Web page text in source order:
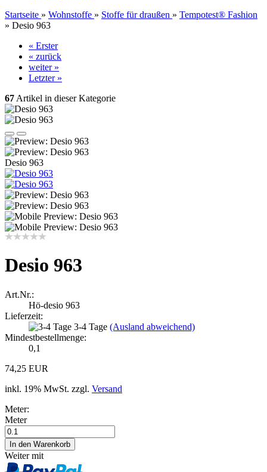
Startseite » Wohnstoffe » Stoffe für draußen » Tempotest® Fashion
» Desio 963
« Erster
« zurück
weiter »
Letzter »
67 Artikel in dieser Kategorie
Desio 963
Desio 963
Art.Nr.:
Hö-desio 963
Lieferzeit:
3-4 Tage (Ausland abweichend)
Mindestbestellmenge:
0,1
74,25 EUR
inkl. 19% MwSt. zzgl. Versand
Meter:
Meter
Weiter mit